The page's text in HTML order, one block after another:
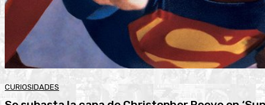
CURIOSIDADES